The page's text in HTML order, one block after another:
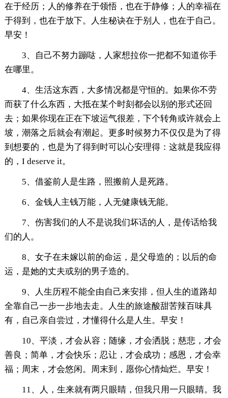
在于经历；人的修养在于领悟，也在于静修；人的幸福在
于得到，也在于放下。人生秘诀在于别人，也在于自己。
早安！
3、自己不努力蹦哒，人家想拉你一把都不知道你手
在哪里。
4、生活这东西，大多情况都是守恒的。如果你不劳
而获了什么东西，大抵在某个时刻都会以别的形式还回
去；如果你现在正在下坡运气很差，下个转角或许就会上
坡，潮落之后就会有潮起。更多时候努力不仅仅是为了得
到想要的，也是为了得到时可以心安理得：这就是我应得
的，I deserve it。
5、借鉴前人是生路，照搬前人是死路。
6、金钱人主钱万能，人无健康钱无能。
7、伤害我们的人不是说我们坏话的人，是传话给我
们的人。
8、女子在未嫁以前的命运，是父母造的；以后的命
运，是她的丈夫或别的男子造的。
9、人生历程不能全由自己来安排，但人生的道路却
全靠自己一步一步地去走。人生的旅途酸甜苦辣百味具
有，自己亲自尝过，才懂得什么是人生。早安！
10、平淡，才会从容；随缘，才会洒脱；慈悲，才会
善良；简单，才会快乐；忍让，才会成功；感恩，才会幸
福；周末，才会悠闲。周末到，愿你心情灿烂。早安！
11、人，生来就有两只眼睛，但我只用一只眼睛。我